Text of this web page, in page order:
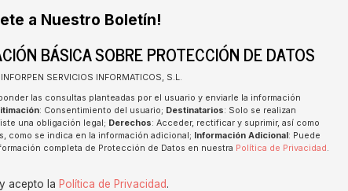
a Nuestro Boletín!
BÁSICA SOBRE PROTECCIÓN DE DATOS
SERVICIOS INFORMATICOS, S.L.
las consultas planteadas por el usuario y enviarle la información
: Consentimiento del usuario; Destinatarios: Solo se realizan
una obligación legal; Derechos: Acceder, rectificar y suprimir, así como
como se indica en la información adicional;
Información Adicional : Puede
completa de Protección de Datos en nuestra Política de Privacidad .
acepto la Política de Privacidad.